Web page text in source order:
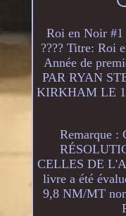
Roi en Noir #1
???? Titre: Roi
Année de
PAR RYAN
KIRKHAM LE
Remarque
CELLES DE
livre a été
9,8 NM/MT